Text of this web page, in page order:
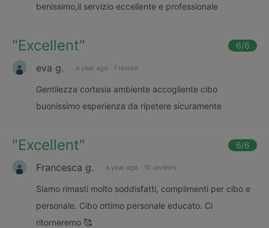
benissimo,il servizio eccellente e professionale
"Excellent" 6/6
eva g. a year ago · 1 review
Gentilezza cortesia ambiente accogliente cibo
buonissimo esperienza da ripetere sicuramente
"Excellent" 6/6
Francesca g. a year ago · 10 reviews
Siamo rimasti molto soddisfatti, complimenti per cibo e
personale. Cibo ottimo personale educato. Ci
ritorneremo 🥰